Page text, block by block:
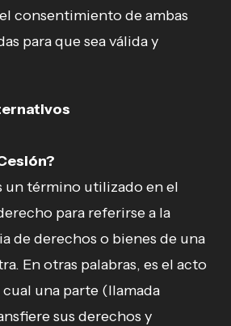
consentimiento de ambas
para que sea válida y
un término utilizado en el
para referirse a la
de derechos o bienes de una
En otras palabras, es el acto
una parte (llamada
sus derechos y